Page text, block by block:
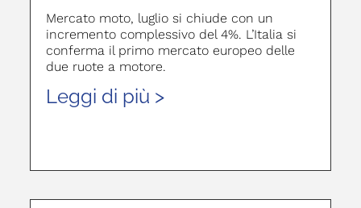
Mercato moto, luglio si chiude con un
incremento complessivo del 4%. L’Italia si
conferma il primo mercato europeo delle
due ruote a motore.
Leggi di più >